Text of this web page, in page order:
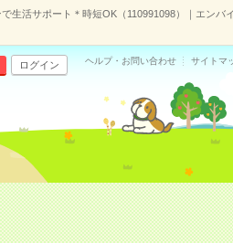
生活サポート＊時短OK（110991098）｜エンバ
ログイン ヘルプ・お問い合わせ サイトマ